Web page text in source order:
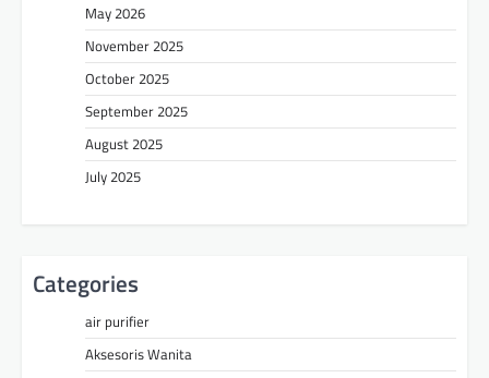
May 2026
November 2025
October 2025
September 2025
August 2025
July 2025
Categories
air purifier
Aksesoris Wanita